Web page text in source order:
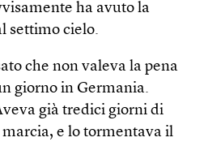
ha avuto la
settimo cielo.
che non valeva la pena
giorno in Germania.
già tredici giorni di
e lo tormentava il